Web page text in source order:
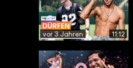
vor 3 Jahren 11:12